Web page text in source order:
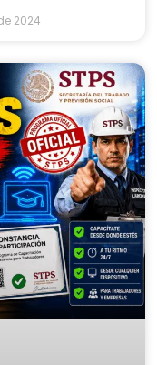
2024